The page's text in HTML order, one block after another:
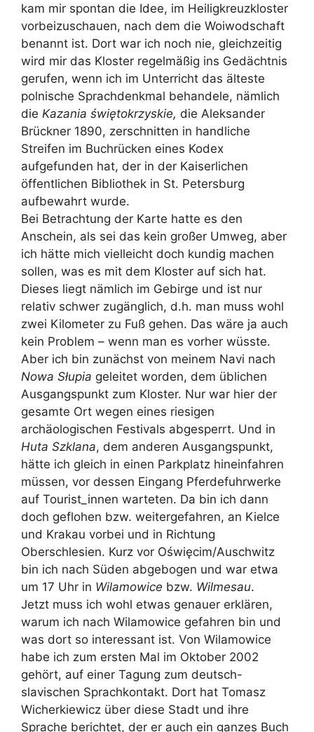
kam mir spontan die Idee, im Heiligkreuzkloster
vorbeizuschauen, nach dem die Woiwodschaft
benannt ist. Dort war ich noch nie, gleichzeitig
wird mir das Kloster regelmäßig ins Gedächtnis
gerufen, wenn ich im Unterricht das älteste
polnische Sprachdenkmal behandele, nämlich
die Kazania świętokrzyskie, die Aleksander
Brückner 1890, zerschnitten in handliche
Streifen im Buchrücken eines Kodex
aufgefunden hat, der in der Kaiserlichen
öffentlichen Bibliothek in St. Petersburg
aufbewahrt wurde.
Bei Betrachtung der Karte hatte es den
Anschein, als sei das kein großer Umweg, aber
ich hätte mich vielleicht doch kundig machen
sollen, was es mit dem Kloster auf sich hat.
Dieses liegt nämlich im Gebirge und ist nur
relativ schwer zugänglich, d.h. man muss wohl
zwei Kilometer zu Fuß gehen. Das wäre ja auch
kein Problem – wenn man es vorher wüsste.
Aber ich bin zunächst von meinem Navi nach
Nowa Słupia geleitet worden, dem üblichen
Ausgangspunkt zum Kloster. Nur war hier der
gesamte Ort wegen eines riesigen
archäologischen Festivals abgesperrt. Und in
Huta Szklana, dem anderen Ausgangspunkt,
hätte ich gleich in einen Parkplatz hineinfahren
müssen, vor dessen Eingang Pferdefuhrwerke
auf Tourist_innen warteten. Da bin ich dann
doch geflohen bzw. weitergefahren, an Kielce
und Krakau vorbei und in Richtung
Oberschlesien. Kurz vor Oświęcim/Auschwitz
bin ich nach Süden abgebogen und war etwa
um 17 Uhr in Wilamowice bzw. Wilmesau.
Jetzt muss ich wohl etwas genauer erklären,
warum ich nach Wilamowice gefahren bin und
was dort so interessant ist. Von Wilamowice
habe ich zum ersten Mal im Oktober 2002
gehört, auf einer Tagung zum deutsch-
slavischen Sprachkontakt. Dort hat Tomasz
Wicherkiewicz über diese Stadt und ihre
Sprache berichtet, der er auch ein ganzes Buch